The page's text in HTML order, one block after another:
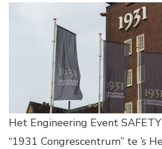
Het Engineering Event
“1931 Congrescentrum” te ’s